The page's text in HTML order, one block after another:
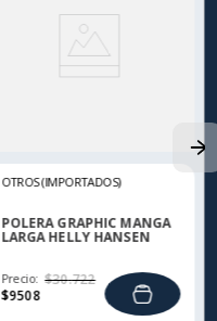
OTROS (IMPORTADOS)
POLERA GRAPHIC MANGA
LARGA HELLY HANSEN
Precio:
$9508
$30.722